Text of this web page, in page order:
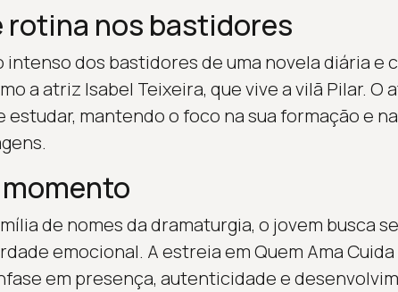
rotina nos bastidores
dos bastidores de uma novela diária e
a atriz Isabel Teixeira, que vive a vilã Pilar. O
mantendo o foco na sua formação e
de nomes da dramaturgia, o jovem busca
emocional. A estreia em Quem Ama
em presença, autenticidade e